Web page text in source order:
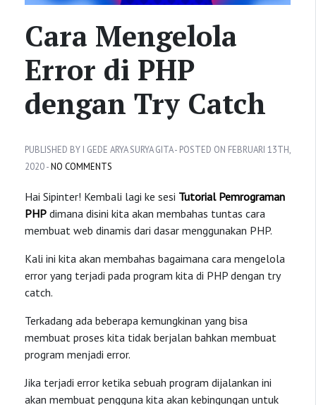
Cara Mengelola
Error di PHP
dengan Try Catch
PUBLISHED BY I GEDE ARYA SURYA GITA - POSTED ON FEBRUARI 13TH,
2020 -NO COMMENTS
Hai Sipinter! Kembali lagi ke sesi Tutorial Pemrograman
PHP dimana disini kita akan membahas tuntas cara
membuat web dinamis dari dasar menggunakan PHP.
Kali ini kita akan membahas bagaimana cara mengelola
error yang terjadi pada program kita di PHP dengan try
catch.
Terkadang ada beberapa kemungkinan yang bisa
membuat proses kita tidak berjalan bahkan membuat
program menjadi error.
Jika terjadi error ketika sebuah program dijalankan ini
akan membuat pengguna kita akan kebingungan untuk